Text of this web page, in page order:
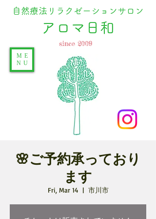
自然療法リラクゼーションサロン
​アロマ日和
ME
NU
since 2009
🌸ご予約承っており
ます
Fri, Mar 14
  |
市川市